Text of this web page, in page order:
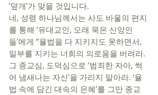
‘덮개’가 맞을 것입니다.
네, 성령 하나님께서는 사도 바울의 편지
를 통해 ‘유대교인, 오래 묵은 신앙인
들’에게 “율법을 다 지키지도 못하면서,
일부를 지키는 너희의 의로움을 버려라.
그 종교심, 도덕심으로 ‘범죄한 자아, 썩
어 냄새나는 자신’을 가리지 말아라. ‘율
법 속에 담긴 대속의 은혜’를 그만 종교